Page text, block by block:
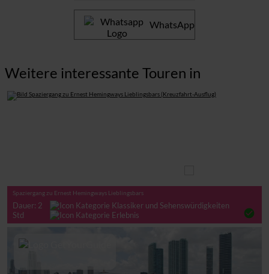
WhatsApp
Weitere interessante Touren in
Spaziergang zu Ernest Hemingways Lieblingsbars
Dauer: 2
Std
check_circle